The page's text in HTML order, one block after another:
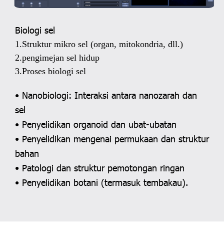
Biologi sel
1.Struktur mikro sel (organ, mitokondria, dll.)
2.pengimejan sel hidup
3.Proses biologi sel
• Nanobiologi: Interaksi antara nanozarah dan
sel
• Penyelidikan organoid dan ubat-ubatan
• Penyelidikan mengenai permukaan dan struktur
bahan
• Patologi dan struktur pemotongan ringan
• Penyelidikan botani (termasuk tembakau).